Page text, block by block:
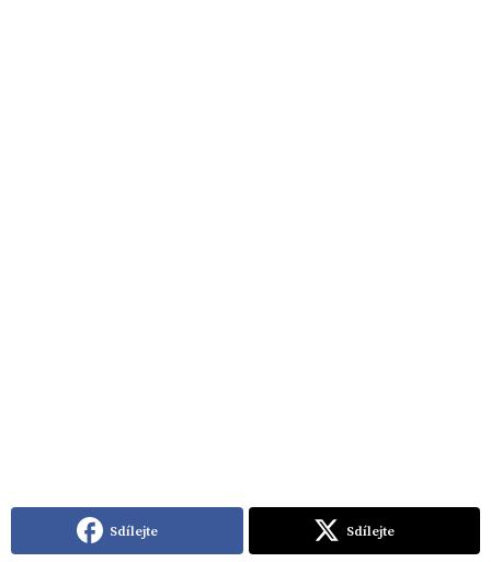
Sdílejte Sdílejte